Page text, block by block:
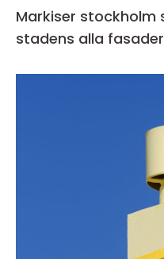
Markiser stockholm smart solskydd för
stadens alla fasader